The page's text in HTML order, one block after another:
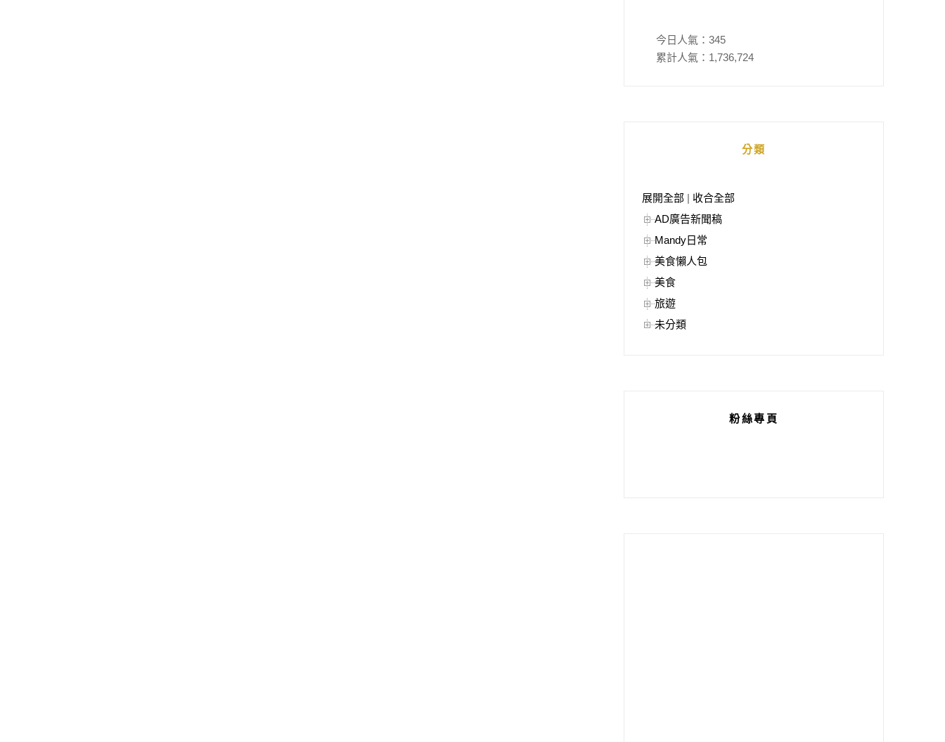
今日人氣： 345
累計人氣： 1,736,724
分類
展開全部 | 收合全部
AD廣告新聞稿
Mandy日常
美食懶人包
美食
旅遊
未分類
粉絲專頁